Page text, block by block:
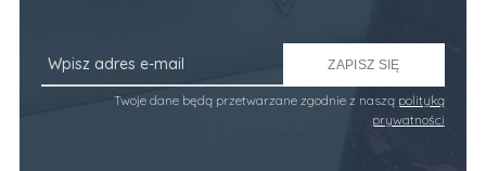
ZAPISZ SIĘ
Twoje dane będą przetwarzane zgodnie z naszą polityką
prywatności